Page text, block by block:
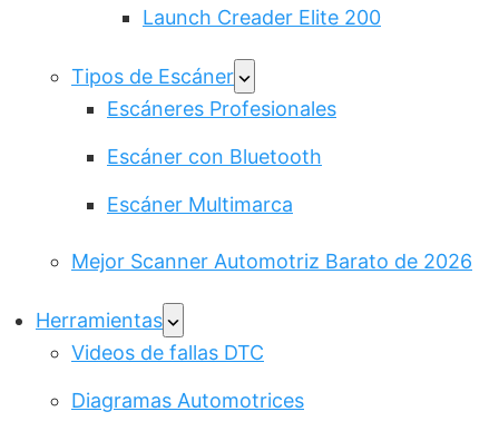
Launch Creader Elite 200
Tipos de Escáner
Escáneres Profesionales
Escáner con Bluetooth
Escáner Multimarca
Mejor Scanner Automotriz Barato de 2026
Herramientas
Videos de fallas DTC
Diagramas Automotrices